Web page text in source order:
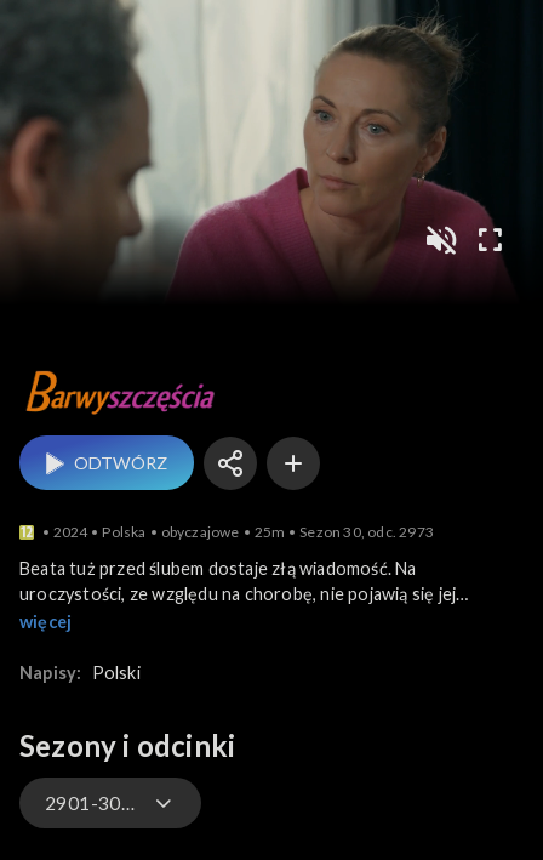
Barwy szczęścia
ODTWÓRZ
2024 Polska obyczajowe 25m Sezon 30, odc. 2973
Beata tuż przed ślubem dostaje złą wiadomość. Na
uroczystości, ze względu na chorobę, nie pojawią się jej
przyjaciółki ze szkoły. Tymczasem Damian jest o krok od paniki,
za to Bogusię proponując, by po wyjściu z więzienia zamieszkała
więcej
Napisy: Polski
Sezony i odcinki
2901-3000